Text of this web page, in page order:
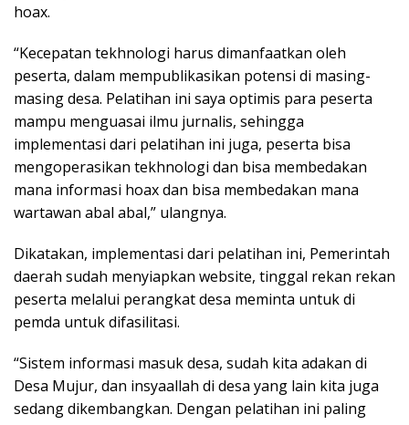
hoax.
“Kecepatan tekhnologi harus dimanfaatkan oleh
peserta, dalam mempublikasikan potensi di masing-
masing desa. Pelatihan ini saya optimis para peserta
mampu menguasai ilmu jurnalis, sehingga
implementasi dari pelatihan ini juga, peserta bisa
mengoperasikan tekhnologi dan bisa membedakan
mana informasi hoax dan bisa membedakan mana
wartawan abal abal,” ulangnya.
Dikatakan, implementasi dari pelatihan ini, Pemerintah
daerah sudah menyiapkan website, tinggal rekan rekan
peserta melalui perangkat desa meminta untuk di
pemda untuk difasilitasi.
“Sistem informasi masuk desa, sudah kita adakan di
Desa Mujur, dan insyaallah di desa yang lain kita juga
sedang dikembangkan. Dengan pelatihan ini paling